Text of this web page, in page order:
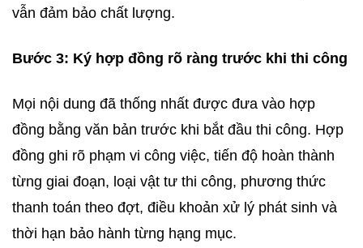
vẫn đảm bảo chất lượng.
Bước 3: Ký hợp đồng rõ ràng trước khi thi công
Mọi nội dung đã thống nhất được đưa vào hợp
đồng bằng văn bản trước khi bắt đầu thi công. Hợp
đồng ghi rõ phạm vi công việc, tiến độ hoàn thành
từng giai đoạn, loại vật tư thi công, phương thức
thanh toán theo đợt, điều khoản xử lý phát sinh và
thời hạn bảo hành từng hạng mục.